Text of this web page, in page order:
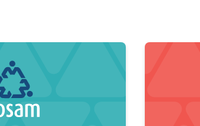
à (re)découvrir avec un accès direct
Une fiche